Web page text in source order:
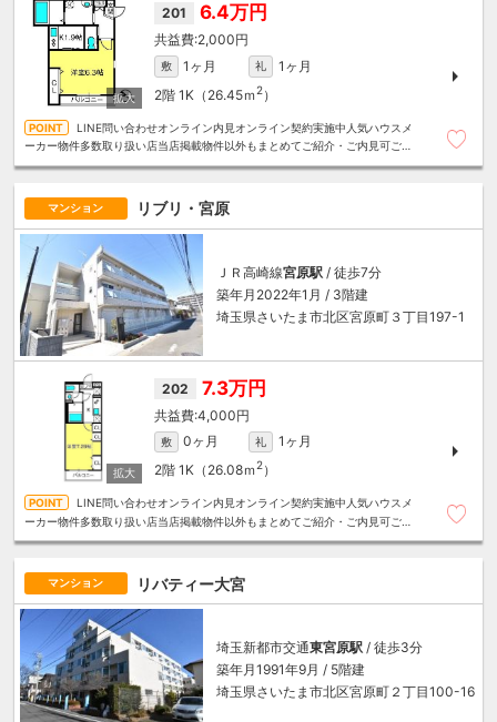
201 6.4万円
2,000円
敷 1ヶ月 礼
1ヶ月
2階 1K（26.45ｍ 2）
LINE問い合わせオンライン内見オンライン契約実施中人気ハウスメ
ーカー物件多数取り扱い店当店掲載物件以外もまとめてご紹介・ご内見可ご予
マンション リブリ・宮原
ＪＲ高崎線宮原駅 / 徒歩7分
築年月2022年1月 / 3階建
埼玉県さいたま市北区宮原町３丁目197-1
202 7.3万円
4,000円
敷 0ヶ月 礼
1ヶ月
2階 1K（26.08ｍ 2）
LINE問い合わせオンライン内見オンライン契約実施中人気ハウスメ
ーカー物件多数取り扱い店当店掲載物件以外もまとめてご紹介・ご内見可ご予
マンション リバティー大宮
埼玉新都市交通東宮原駅 / 徒歩3分
築年月1991年9月 / 5階建
埼玉県さいたま市北区宮原町２丁目100-16